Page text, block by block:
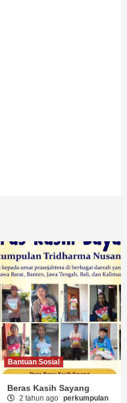
Bantuan Sosial
Beras Kasih Sayang
2 tahun ago perkumpulan